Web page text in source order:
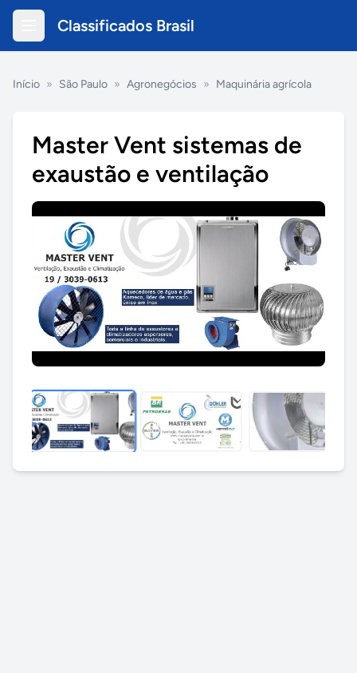
Classificados Brasil
Início » São Paulo » Agronegócios » Maquinária agrícola
Master Vent sistemas de
exaustão e ventilação